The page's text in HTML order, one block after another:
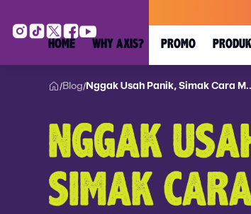
HOME WHY AXIS? PROMO PRODUK
/Blog/Nggak Usah Panik, Simak Cara
NGGAK
SIMAK